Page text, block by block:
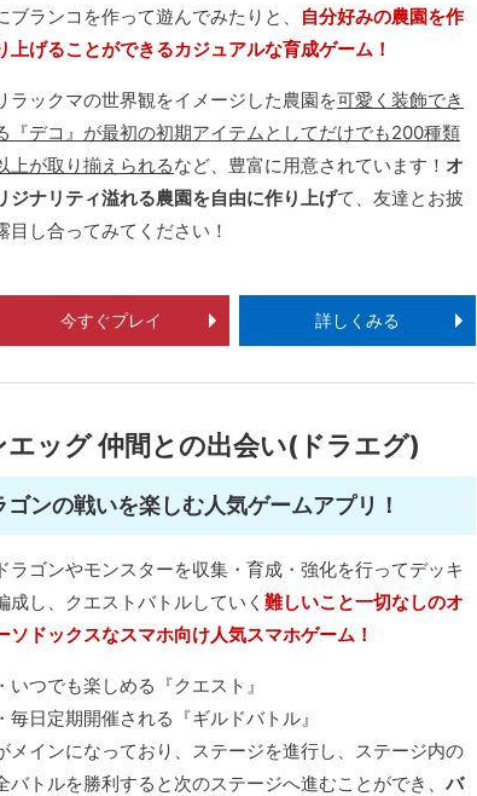
ブランコを作って遊んでみたりと、 自分好みの農園を作
上げることができるカジュアルな育成ゲーム！
ラックマの世界観をイメージした農園を可愛く装飾でき
『デコ』が最初の初期アイテムとしてだけでも200種類
上が取り揃えられるなど、豊富に用意されています！ オ
ジナリティ溢れる農園を自由に作り上げて、友達とお披
目し合ってみてください！
今すぐプレイ 詳しくみる
エッグ 仲間との出会い(ドラエグ)
ンの戦いを楽しむ人気ゲームアプリ！
ドラゴンやモンスターを収集・育成・強化を行ってデッキ
成し、クエストバトルしていく難しいこと一切なしのオ
ソドックスなスマホ向け人気スマホゲーム！
・いつでも楽しめる『クエスト』
・毎日定期開催される『ギルドバトル』
メインになっており、ステージを進行し、ステージ内の
バトルを勝利すると次のステージへ進むことができ、バ